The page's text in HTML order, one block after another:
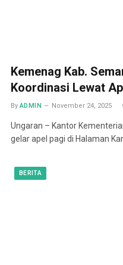
Kemenag Kab.
Koordinasi Lewat
By ADMIN November 24, 2025
Ungaran – Kantor
gelar apel pagi di Halaman
BERITA